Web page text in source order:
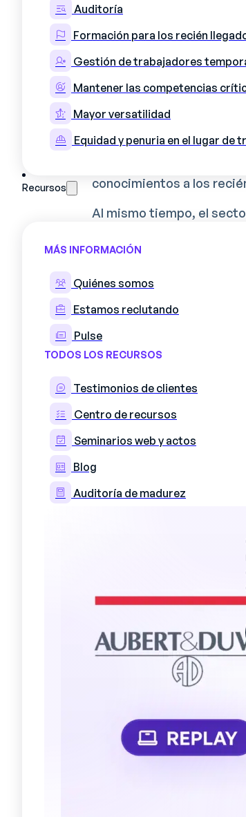
Auditoría
Formación para los recién
Gestión de trabajadores
Mantener las competencias
Mayor versatilidad
Equidad y penuria en el lugar de
Recursos
MÁS INFORMACIÓN
Quiénes somos
Estamos reclutando
Pulse
TODOS LOS RECURSOS
Testimonios de clientes
Centro de recursos
Seminarios web y actos
Blog
Auditoría de madurez
Esta crisis de
estructurales que
empresas se enfrentan a
técnicos que se llevan
La transmisión de
de trabajo. Las
conocimientos a los
Al mismo tiempo, el
métodos de producción
tradicionales y las nuevas
Por último, el sector
de innovación y
profesionales
de renovación de la
Cuestiones
Conservar las
manufacturero. Ante
conocimientos técnicos